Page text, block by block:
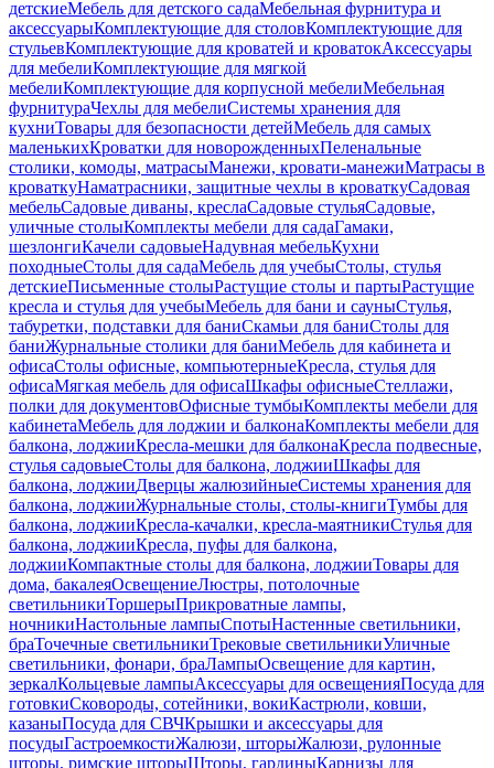
детскиеМебель для детского садаМебельная фурнитура и
аксессуарыКомплектующие для столовКомплектующие для
стульевКомплектующие для кроватей и кроватокАксессуары
для мебелиКомплектующие для мягкой
мебелиКомплектующие для корпусной мебелиМебельная
фурнитураЧехлы для мебелиСистемы хранения для
кухниТовары для безопасности детейМебель для самых
маленькихКроватки для новорожденныхПеленальные
столики, комоды, матрасыМанежи, кровати-манежиМатрасы в
кроваткуНаматрасники, защитные чехлы в кроваткуСадовая
мебельСадовые диваны, креслаСадовые стульяСадовые,
уличные столыКомплекты мебели для садаГамаки,
шезлонгиКачели садовыеНадувная мебельКухни
походныеСтолы для садаМебель для учебыСтолы, стулья
детскиеПисьменные столыРастущие столы и партыРастущие
кресла и стулья для учебыМебель для бани и сауныСтулья,
табуретки, подставки для баниСкамьи для баниСтолы для
баниЖурнальные столики для баниМебель для кабинета и
офисаСтолы офисные, компьютерныеКресла, стулья для
офисаМягкая мебель для офисаШкафы офисныеСтеллажи,
полки для документовОфисные тумбыКомплекты мебели для
кабинетаМебель для лоджии и балконаКомплекты мебели для
балкона, лоджииКресла-мешки для балконаКресла подвесные,
стулья садовыеСтолы для балкона, лоджииШкафы для
балкона, лоджииДверцы жалюзийныеСистемы хранения для
балкона, лоджииЖурнальные столы, столы-книгиТумбы для
балкона, лоджииКресла-качалки, кресла-маятникиСтулья для
балкона, лоджииКресла, пуфы для балкона,
лоджииКомпактные столы для балкона, лоджииТовары для
дома, бакалеяОсвещениеЛюстры, потолочные
светильникиТоршерыПрикроватные лампы,
ночникиНастольные лампыСпотыНастенные светильники,
браТочечные светильникиТрековые светильникиУличные
светильники, фонари, браЛампыОсвещение для картин,
зеркалКольцевые лампыАксессуары для освещенияПосуда для
готовкиСковороды, сотейники, вокиКастрюли, ковши,
казаныПосуда для СВЧКрышки и аксессуары для
посудыГастроемкостиЖалюзи, шторыЖалюзи, рулонные
шторы, римские шторыШторы, гардиныКарнизы для